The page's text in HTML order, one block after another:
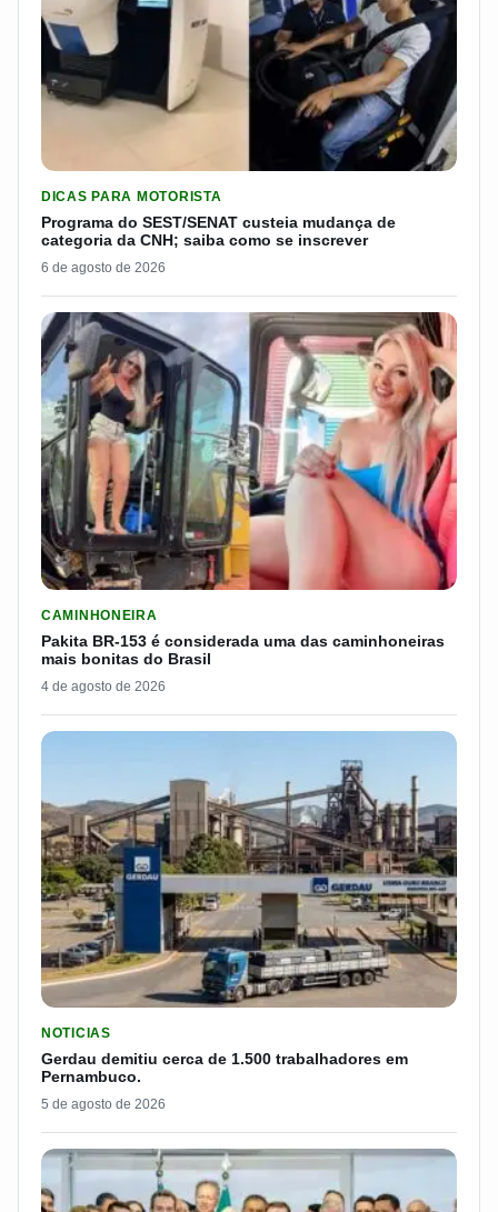
DICAS PARA MOTORISTA
Programa do SEST/SENAT custeia mudança de
categoria da CNH; saiba como se inscrever
6 de agosto de 2026
CAMINHONEIRA
Pakita BR-153 é considerada uma das caminhoneiras
mais bonitas do Brasil
4 de agosto de 2026
NOTICIAS
Gerdau demitiu cerca de 1.500 trabalhadores em
Pernambuco.
5 de agosto de 2026